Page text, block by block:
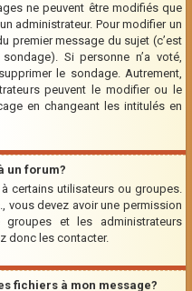
ne peuvent être modifiés que
administrateur. Pour modifier un
premier message du sujet (c’est
Si personne n’a voté,
le sondage. Autrement,
peuvent le modifier ou le
en changeant les intitulés en
un forum?
certains utilisateurs ou groupes.
vous devez avoir une permission
et les administrateurs
donc les contacter.
fichiers à mon message?